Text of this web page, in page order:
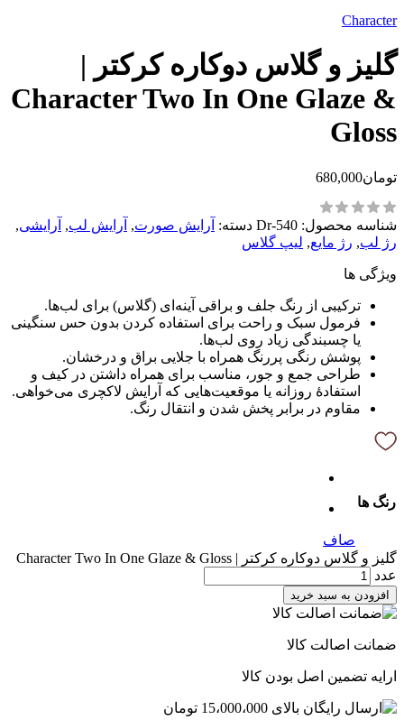
Character
گلیز و گلاس دوکاره کرکتر |
Character Two In One Glaze &
Gloss
تومان680,000
شناسه محصول: Dr-540 دسته: آرایش صورت, آرایش لب, آرایشی,
رژ لب, رژ مایع, لیپ گلاس
ویژگی ها
ترکیبی از رنگ جلف و براقی آینه‌ای (گلاس) برای لب‌ها.
فرمول سبک و راحت برای استفاده کردن بدون حس سنگینی
یا چسبندگی زیاد روی لب‌ها.
پوشش رنگی پررنگ همراه با جلایی براق و درخشان.
طراحی جمع و جور، مناسب برای همراه داشتن در کیف و
استفادهٔ روزانه یا موقعیت‌هایی که آرایش لاکچری می‌خواهی.
مقاوم در برابر پخش شدن و انتقال رنگ.
رنگ ها
صاف
گلیز و گلاس دوکاره کرکتر | Character Two In One Glaze & Gloss
عدد
افزودن به سبد خرید
ضمانت اصالت کالا
ارایه تضمین اصل بودن کالا